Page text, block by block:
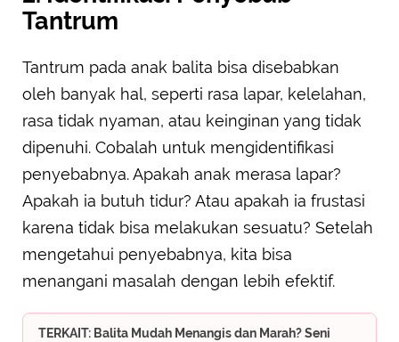
Tantrum
Tantrum pada anak balita bisa disebabkan
oleh banyak hal, seperti rasa lapar, kelelahan,
rasa tidak nyaman, atau keinginan yang tidak
dipenuhi. Cobalah untuk mengidentifikasi
penyebabnya. Apakah anak merasa lapar?
Apakah ia butuh tidur? Atau apakah ia frustasi
karena tidak bisa melakukan sesuatu? Setelah
mengetahui penyebabnya, kita bisa
menangani masalah dengan lebih efektif.
TERKAIT: Balita Mudah Menangis dan Marah? Seni